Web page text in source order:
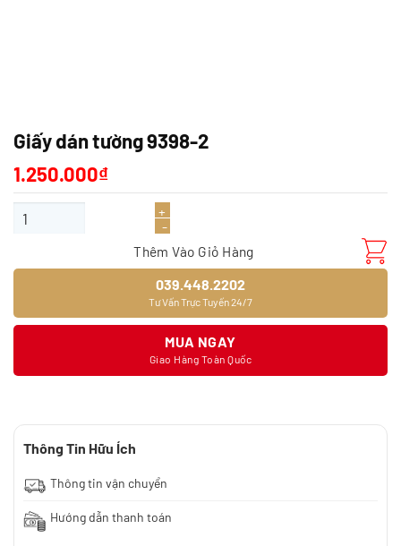
Giấy dán tường 9398-2
1.250.000₫
Giấy dán tường 9398-2 số lượng
Thêm Vào Giỏ Hàng
039.448.2202
Tư Vấn Trực Tuyến 24/7
MUA NGAY
Giao Hàng Toàn Quốc
Thông Tin Hữu Ích
Thông tin vận chuyển
Hướng dẫn thanh toán